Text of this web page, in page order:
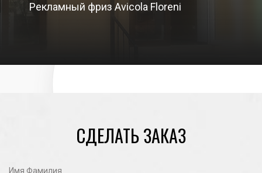
Рекламный фриз Avicola Floreni
СДЕЛАТЬ ЗАКАЗ
Имя Фамилия